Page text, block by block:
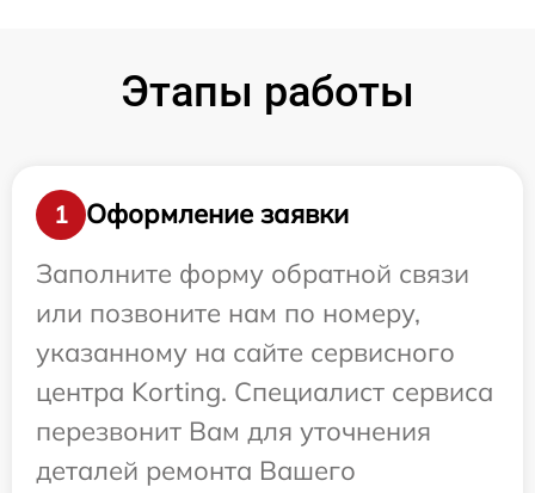
Этапы работы
1
Оформление заявки
Заполните форму обратной связи
или позвоните нам по номеру,
указанному на сайте сервисного
центра Korting. Специалист сервиса
перезвонит Вам для уточнения
деталей ремонта Вашего